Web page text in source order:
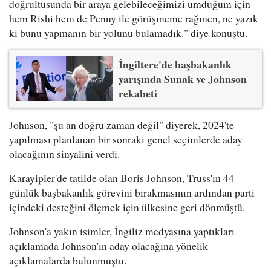
doğrultusunda bir araya gelebileceğimizi umduğum için
hem Rishi hem de Penny ile görüşmeme rağmen, ne yazık
ki bunu yapmanın bir yolunu bulamadık." diye konuştu.
İngiltere'de başbakanlık
yarışında Sunak ve Johnson
rekabeti
Johnson, "şu an doğru zaman değil" diyerek, 2024'te
yapılması planlanan bir sonraki genel seçimlerde aday
olacağının sinyalini verdi.
Karayipler'de tatilde olan Boris Johnson, Truss'ın 44
günlük başbakanlık görevini bırakmasının ardından parti
içindeki desteğini ölçmek için ülkesine geri dönmüştü.
Johnson'a yakın isimler, İngiliz medyasına yaptıkları
açıklamada Johnson'ın aday olacağına yönelik
açıklamalarda bulunmuştu.